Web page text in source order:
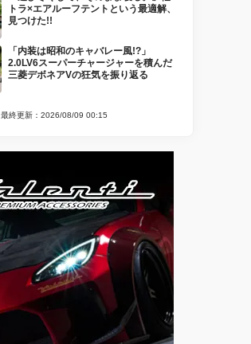
トラ×エアルーフテントという最適解、
見つけた!!
「内装は昭和のキャバレー風!?」
2.0LV6スーパーチャージャーを積んだ
三菱デボネアVの狂気を振り返る
最終更新：2026/08/09 00:15